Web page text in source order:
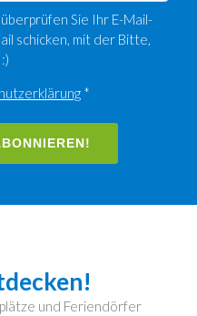
Sie Ihr E-Mail-
schicken, mit der Bitte,
*
und Feriendörfer